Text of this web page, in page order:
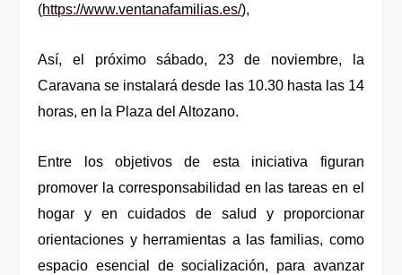
(https://www.ventanafamilias.es/),
Así, el próximo sábado, 23 de noviembre, la
Caravana se instalará desde las 10.30 hasta las 14
horas, en la Plaza del Altozano.
Entre los objetivos de esta iniciativa figuran
promover la corresponsabilidad en las tareas en el
hogar y en cuidados de salud y proporcionar
orientaciones y herramientas a las familias, como
espacio esencial de socialización, para avanzar